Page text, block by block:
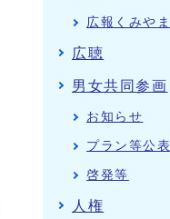
広報くみやま
広聴
男女共同参画
お知らせ
プラン等公表
啓発等
人権